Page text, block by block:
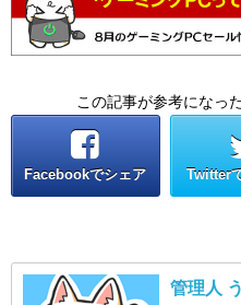
この記事が参考になっ
Facebookでシェア Twitter
管理人